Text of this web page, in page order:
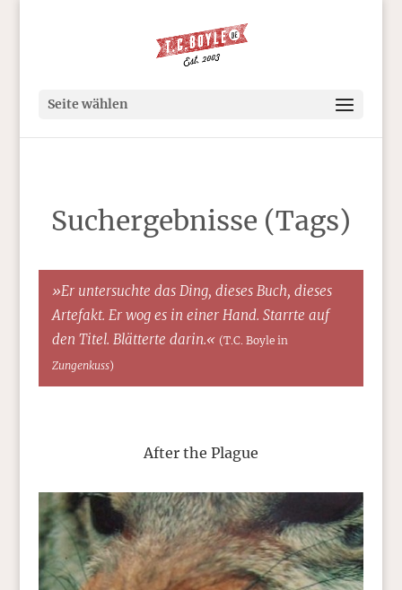
Seite wählen
Suchergebnisse (Tags)
»Er untersuchte das Ding, dieses Buch, dieses
Artefakt. Er wog es in einer Hand. Starrte auf
den Titel. Blätterte darin.« (T.C. Boyle in
Zungenkuss)
After the Plague